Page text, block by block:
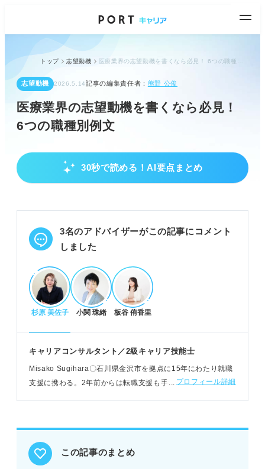
トップ 志望動機
志望動機 2026.5.14記事の編集責任者： 熊野 公俊
医療業界の志望動機を書くなら必見！
6つの職種別例文
30秒で読める！AI要点まとめ
医療業界の志望動機作成の基本と準備
ける準備が重要。
企業や施設の情報を徹底的に集め、具体的なアピー
POINT：選り好みせず幅広い情報収集で、自分に合
う仕事を見つけよう。
職種別！志望動機に盛り込むべき要素
病院・クリニック：施設方針への共感、自身の倫理
製薬会社：法規制への関心、製品・理念への共感、
職種ごとの役割理解と意気込みを示す。
医療機器会社：志望企業の製品強み、機器との接
例：病院のHPで施設方針を確認し、「患者様の生活
品質向上」への共感を具体的に述べる。
3名のアドバイザーがこの記事にコメント
しました
杉原 美佐子 小関 珠緒 板谷 侑香里
キャリアコンサルタント／2級キャリア技能士
Misako Sugihara〇石川県金沢市を拠点に15年にわたり就職
支援に携わる。2年前からは転職支援も手掛けているプロフィール詳細
この記事のまとめ